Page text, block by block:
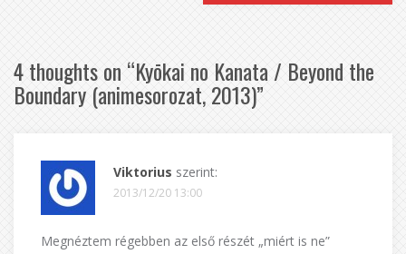
4 thoughts on “Kyōkai no Kanata / Beyond the
Boundary (animesorozat, 2013)”
Viktorius szerint:
2013/12/20 13:00
Megnéztem régebben az első részét „miért is ne”